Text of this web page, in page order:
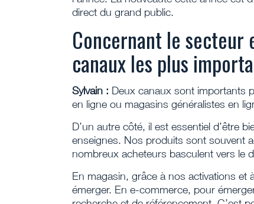
direct du grand public.
Concernant le secteur
canaux les plus
Sylvain : Deux canaux sont importants
en ligne ou magasins généralistes en
D’un autre côté, il est essentiel d’être
enseignes. Nos produits sont souvent
nombreux acheteurs basculent vers le
En magasin, grâce à nos activations et
émerger. En e-commerce, pour